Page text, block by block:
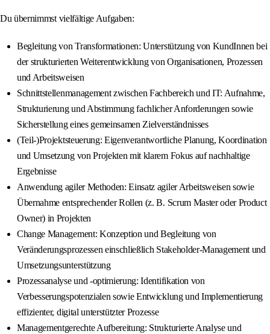
Du übernimmst vielfältige Aufgaben:
Begleitung von Transformationen: Unterstützung von KundInnen bei
der strukturierten Weiterentwicklung von Organisationen, Prozessen
und Arbeitsweisen
Schnittstellenmanagement zwischen Fachbereich und IT: Aufnahme,
Strukturierung und Abstimmung fachlicher Anforderungen sowie
Sicherstellung eines gemeinsamen Zielverständnisses
(Teil-)Projektsteuerung: Eigenverantwortliche Planung, Koordination
und Umsetzung von Projekten mit klarem Fokus auf nachhaltige
Ergebnisse
Anwendung agiler Methoden: Einsatz agiler Arbeitsweisen sowie
Übernahme entsprechender Rollen (z. B. Scrum Master oder Product
Owner) in Projekten
Change Management: Konzeption und Begleitung von
Veränderungsprozessen einschließlich Stakeholder-Management und
Umsetzungsunterstützung
Prozessanalyse und -optimierung: Identifikation von
Verbesserungspotenzialen sowie Entwicklung und Implementierung
effizienter, digital unterstützter Prozesse
Managementgerechte Aufbereitung: Strukturierte Analyse und